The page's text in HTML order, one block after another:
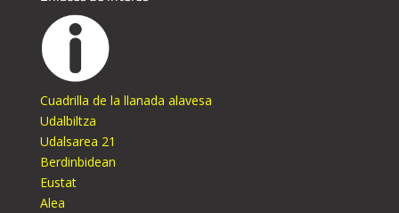
Cuadrilla de la llanada alavesa
Udalbiltza
Udalsarea 21
Berdinbidean
Eustat
Alea